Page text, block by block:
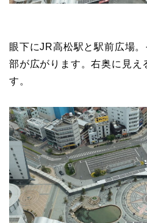
眼下にJR高松駅と駅前広場
部が広がります。右奥に見え
す。